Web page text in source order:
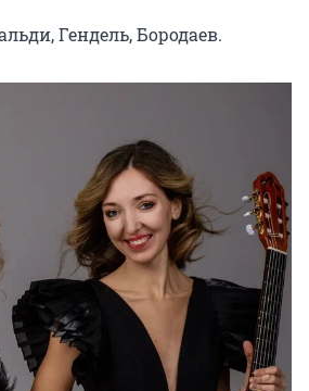
Гендель, Бородаев.